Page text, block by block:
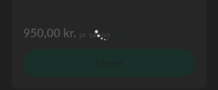
950,00 kr. pr. sæson